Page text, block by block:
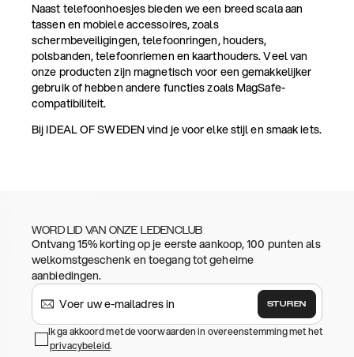
Naast telefoonhoesjes bieden we een breed scala aan
tassen en mobiele accessoires, zoals
schermbeveiligingen, telefoonringen, houders,
polsbanden, telefoonriemen en kaarthouders. Veel van
onze producten zijn magnetisch voor een gemakkelijker
gebruik of hebben andere functies zoals MagSafe-
compatibiliteit.
Bij IDEAL OF SWEDEN vind je voor elke stijl en smaak iets.
WORD LID VAN ONZE LEDENCLUB
Ontvang 15% korting op je eerste aankoop, 100 punten als
welkomstgeschenk en toegang tot geheime
aanbiedingen.
STUREN
Ik ga akkoord met de voorwaarden in overeenstemming met het
privacybeleid.